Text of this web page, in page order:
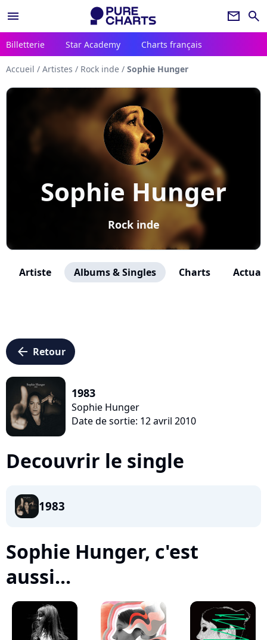
menu newsletter search
Billetterie Star Academy Charts français
Accueil / Artistes / Rock inde / Sophie Hunger
Sophie Hunger
Rock inde
Artiste Albums & Singles Charts
arrow_left Retour
1983
Sophie Hunger
Date de sortie: 12 avril 2010
Decouvrir le single
1983
Sophie Hunger, c'est
aussi...